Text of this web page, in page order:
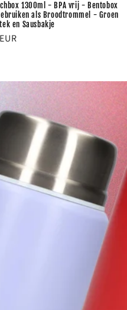
1300ml - BPA vrij - Bentobox
als Broodtrommel - Groen
en Sausbakje